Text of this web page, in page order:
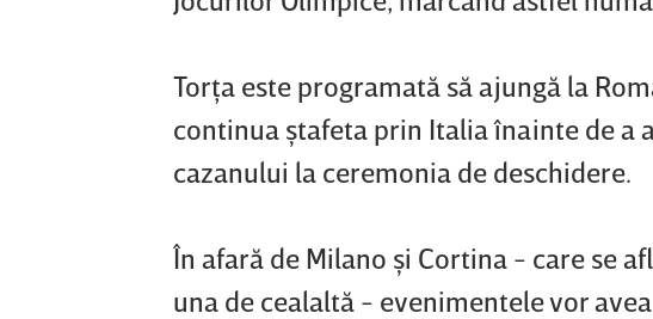
Torţa este programată să ajungă la
continua ştafeta prin Italia înainte de a
cazanului la ceremonia de deschidere.
În afară de Milano şi Cortina - care se
una de cealaltă - evenimentele vor